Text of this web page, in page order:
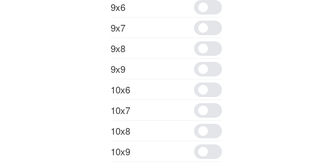
9x6
9х7
9х8
9х9
10х6
10х7
10х8
10х9